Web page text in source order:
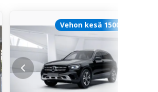
Vehon kesä 1500 €